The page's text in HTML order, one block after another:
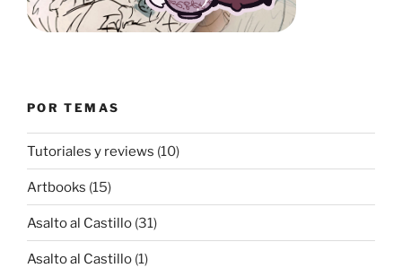
POR TEMAS
Tutoriales y reviews (10)
Artbooks (15)
Asalto al Castillo (31)
Asalto al Castillo (1)